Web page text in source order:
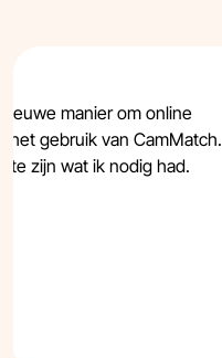
manier om online
gebruik van CamMatch.
te zijn wat ik nodig had.